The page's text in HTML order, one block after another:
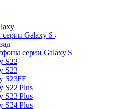
Galaxy S
серии Galaxy S
S22
S23
S23FE
S22 Plus
S23 Plus
S24 Plus